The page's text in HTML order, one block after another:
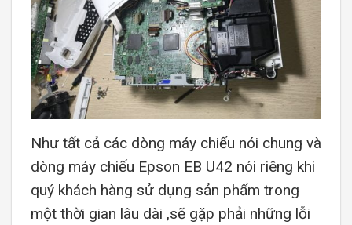
Như tất cả các dòng máy chiếu nói chung và
dòng máy chiếu Epson EB U42 nói riêng khi
quý khách hàng sử dụng sản phẩm trong
một thời gian lâu dài ,sẽ gặp phải những lỗi